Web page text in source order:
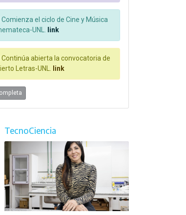
Comienza el ciclo de Cine y Música
UNL.
link
Continúa abierta la convocatoria de
Letras-UNL.
link
TecnoCiencia